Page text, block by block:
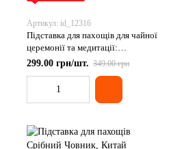
Артикул: id_12316
Підставка для пахощів для чайної
церемонії та медитації:
Míngxiǎng wā Медетативна
299.00 грн/шт. 349.00 грн